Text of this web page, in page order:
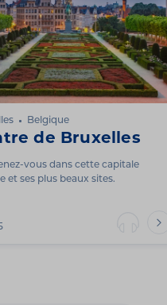
Belgique
de Bruxelles
vous dans cette capitale
et ses plus beaux sites.